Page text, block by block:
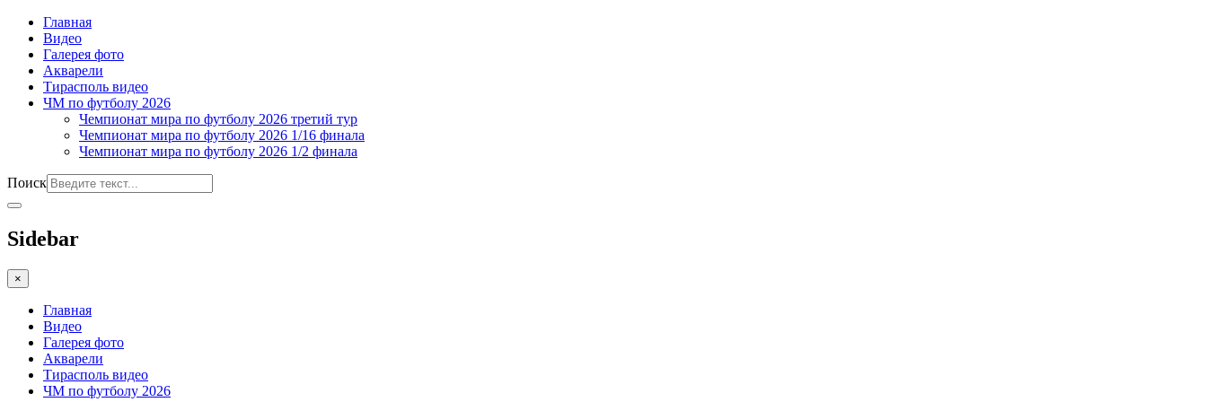
Главная
Видео
Галерея фото
Акварели
Тирасполь видео
ЧМ по футболу 2026
Чемпионат мира по футболу 2026 третий тур
Чемпионат мира по футболу 2026 1/16 финала
Чемпионат мира по футболу 2026 1/2 финала
Поиск
Sidebar
×
Главная
Видео
Галерея фото
Акварели
Тирасполь видео
ЧМ по футболу 2026